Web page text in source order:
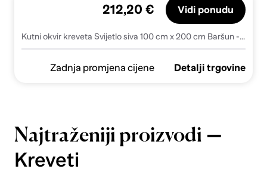
Kutni okvir kreveta Svijetlo siva 100 cm x 200 cm Baršun - Svjetlosiva 100 x 200 cm
212,20 € Vidi ponudu
Zadnja promjena cijene Detalji trgovine
Najtraženiji proizvodi —
Kreveti